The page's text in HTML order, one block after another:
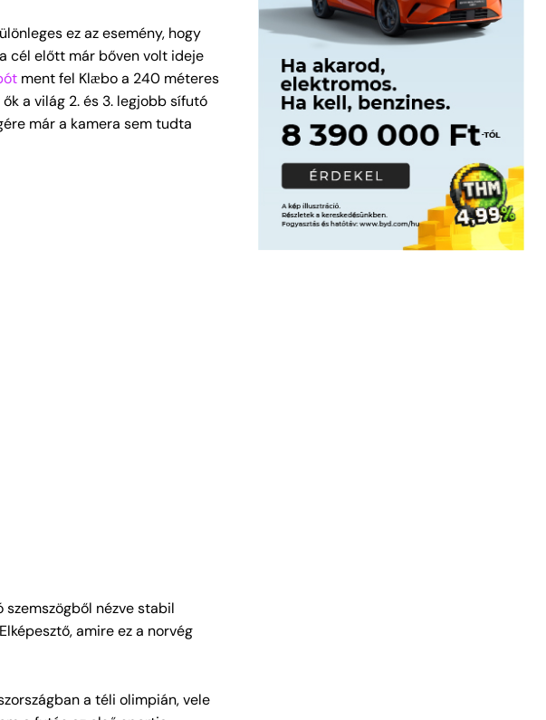
ez az esemény, hogy
cél előtt már bőven volt ideje
ment fel Klæbo a 240 méteres
a világ 2. és 3. legjobb sífutó
már a kamera sem tudta
nézve stabil
amire ez a norvég
a téli olimpián, vele